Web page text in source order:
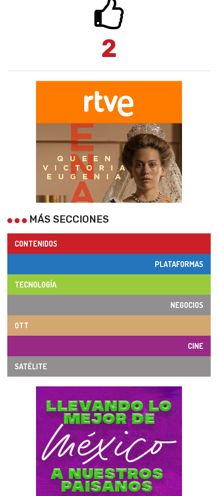
2
MÁS SECCIONES
CONTENIDOS
PLATAFORMAS
TECNOLOGÍA
NEGOCIOS
OTT
CINE
SATÉLITE